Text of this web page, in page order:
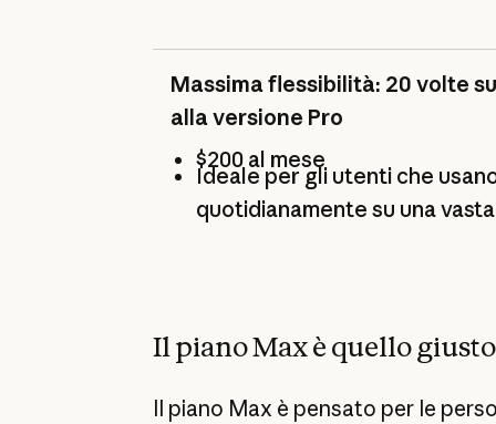
Massima flessibilità: 20 volte
alla versione Pro
$200 al mese
Ideale per gli utenti che
quotidianamente su una
Il piano Max è quello
Il piano Max è pensato per le